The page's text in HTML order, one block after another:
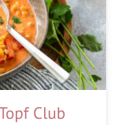
Club